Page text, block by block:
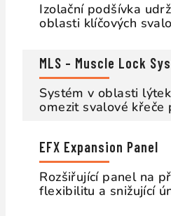
Izolační podšívka
oblasti klíčových
MLS – Muscle Lock
Systém v oblasti
omezit svalové křeče
EFX Expansion Panel
Rozšiřující panel na
flexibilitu a snižující